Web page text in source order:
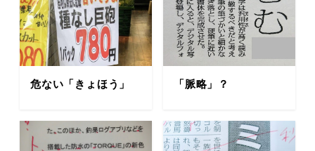
危ない「きょほう」 「脈略」？